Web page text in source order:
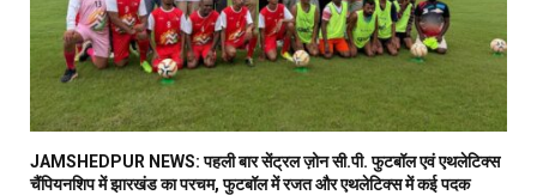
JAMSHEDPUR NEWS: पहली बार सेंट्रल ज़ोन सी.पी. फुटबॉल एवं एथलेटिक्स
चैंपियनशिप में झारखंड का परचम, फुटबॉल में रजत और एथलेटिक्स में कई पदक